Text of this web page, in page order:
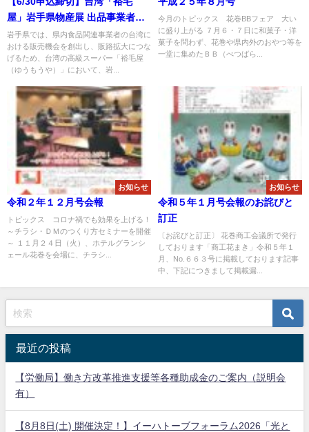
屋」岩手県物産展 出品事業者の
募集について
岩手県では、県内食品関連事業者の台湾に
おける販売機会を創出し、販路拡大につな
げるため、台湾の高級スーパー「裕毛屋
（ゆうもうや）」において、岩...
今月のトピックス 花巻BBフェア 大い
に盛り上がる ７月６・７日に和菓子・洋
菓子を問わず、花巻や県内外のおやつ等を
一堂に集めたＢＢ（べつばら...
お知らせ
令和２年１２月号会報
トピックス コロナ禍でも効果を上げる！
～チラシ・ＤＭのつくり方セミナーを開催
～ １１月２４日（火）、ホテルグランシ
ェール花巻を会場に、チラシ...
お知らせ
令和５年１月号会報のお詫びと
訂正
〔お詫びと訂正〕 花巻商工会議所で発行
しております「商工花まき」令和５年１
月、No.６６３号に掲載しております記事
中、下記につきまして掲載漏...
最近の投稿
【労働局】働き方改革推進支援等各種助成金のご案内（説明会
有）
【8月8日(土) 開催決定！】イーハトーブフォーラム2026「光と